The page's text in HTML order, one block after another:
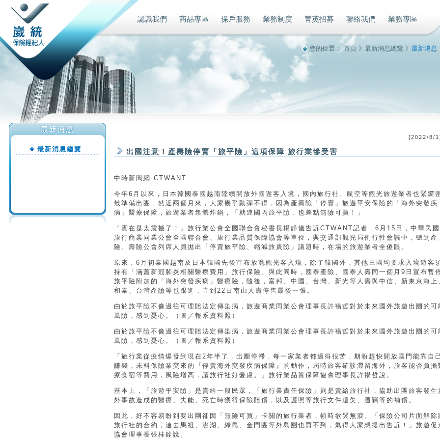
認識我們 商品專區 保戶服務 業務制度 菁英招募 聯絡我們 業務專區
您的位置： 首頁 》 最新消息總覽 》 最新消息
最新消息總覽
[2022/8/1
出國注意！產壽險停賣「旅平險」這項保障 旅行業慘受害
中時新聞網 CTWANT
今年6月以來，日本韓國泰國越南陸續開放外國遊客入境，國內旅行社、航空等觀光旅遊業者也緊鑼
鼓準備出團，然近兩個月來，大家幾乎動彈不得，因為產壽險「停賣」旅遊平安保險的「海外突發疾
病」醫療保障，旅遊業者集體炸鍋，「就連國內旅平險，也差點無險可買！」
「實在是太震撼了！」旅行業公會全國聯合會秘書長楊靜儀告訴CTWANT記者，6月15日，中華民國
旅行商業同業公會全國聯合會、旅行業品質保障協會等單位，與交通部觀光局例行性會議中，聽到產
險、壽險公會列席人員拋出「停賣旅平險、縮減旅責險」議題時，在場的旅遊業者全傻眼。
原來，6月初泰國越南及日本韓國先後宣布放寬觀光客入境，除了韓國外，其他三國均要求入境遊客
持有「涵蓋新冠肺炎相關醫療費用」旅行保險。與此同時，國泰產險、國泰人壽同一個月9日宣布暫
旅平險附加的「海外突發疾病」醫療險，隨後，富邦、中國、台灣、新光等人壽與中信、新東京海上
和泰、台灣產險等也跟進，直到22日南山人壽停售最後一張。
由於旅平險不像過往可理賠法定傳染病，旅遊商業同業公會理事長許禓哲對於未來國外旅遊出團的可
風險，感到憂心。（圖／報系資料照）
由於旅平險不像過往可理賠法定傳染病，旅遊商業同業公會理事長許禓哲對於未來國外旅遊出團的可
風險，感到憂心。（圖／報系資料照）
「旅行業從疫情爆發到現在2年半了，出團停滯，每一家業者都過得很苦，期盼趕快開放國門能靠自
賺錢，未料保險業突來的『停賣海外突發疾病保障』的動作，屆時旅客確診滯留海外，旅客能否負擔
療食宿等費用，風險增高，讓旅行社好憂慮。」旅行業品質保障協會理事長許禓哲說。
基本上，「旅遊平安險」是賣給一般民眾，「旅行業責任保險」則是賣給旅行社，協助出團旅客發生
外事故造成的醫療、失能、死亡時獲得保險賠償，以及護照等旅行文件遺失、遭竊等的補償。
因此，好不容易盼到要出團卻因「無險可買」卡關的旅行業者，頓時欲哭無淚。「保險公司片面解除
旅行社的合約，連去馬祖、澎湖、綠島、金門團等外島團也買不到，氣得大家想提出告訴！」旅遊促
協會理事長張桂銓說。